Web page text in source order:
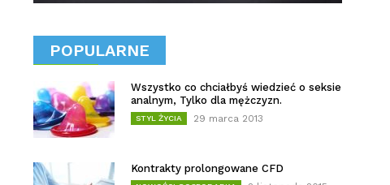
POPULARNE
Wszystko co chciałbyś wiedzieć o seksie
analnym, Tylko dla mężczyzn.
STYL ŻYCIA 29 marca 2013
Kontrakty prolongowane CFD